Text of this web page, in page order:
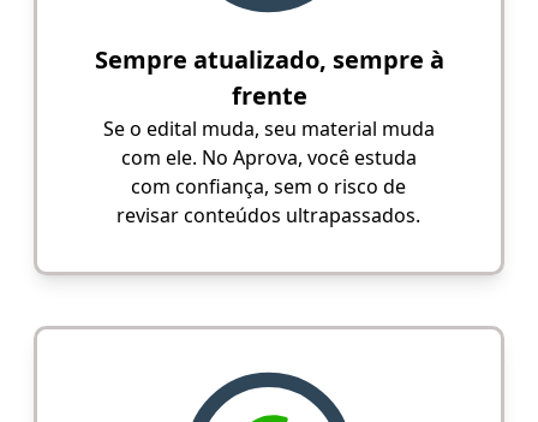
Sempre atualizado, sempre à
frente
Se o edital muda, seu material muda
com ele. No Aprova, você estuda
com confiança, sem o risco de
revisar conteúdos ultrapassados.